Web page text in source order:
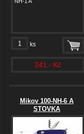
ks
241,- Kč
Mikov 100-NH-6 A
STOVKA